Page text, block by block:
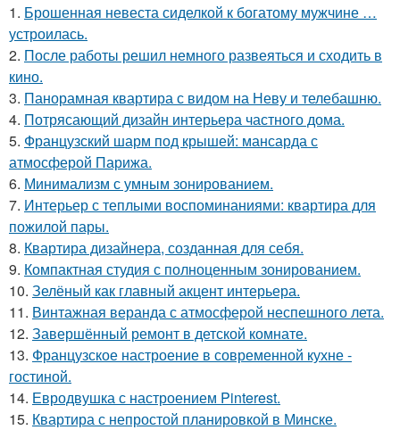
1. Брошенная невеста сиделкой к богатому мужчине …
устроилась.
2. После работы решил немного развеяться и сходить в
кино.
3. Панорамная квартира с видом на Неву и телебашню.
4. Потрясающий дизайн интерьера частного дома.
5. Французский шарм под крышей: мансарда с
атмосферой Парижа.
6. Минимализм с умным зонированием.
7. Интерьер с теплыми воспоминаниями: квартира для
пожилой пары.
8. Квартира дизайнера, созданная для себя.
9. Компактная студия с полноценным зонированием.
10. Зелёный как главный акцент интерьера.
11. Винтажная веранда с атмосферой неспешного лета.
12. Завершённый ремонт в детской комнате.
13. Французское настроение в современной кухне -
гостиной.
14. Евродвушка с настроением Pinterest.
15. Квартира с непростой планировкой в Минске.